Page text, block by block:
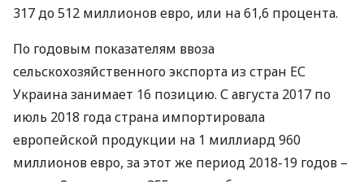
317 до 512 миллионов евро, или на 61,6 процента.
По годовым показателям ввоза
сельскохозяйственного экспорта из стран ЕС
Украина занимает 16 позицию. С августа 2017 по
июль 2018 года страна импортировала
европейской продукции на 1 миллиард 960
миллионов евро, за этот же период 2018-19 годов –